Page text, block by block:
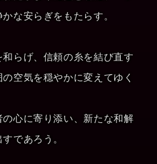
な安らぎをもたらす。
らげ、信頼の糸を結び直す
空気を穏やかに変えてゆく
心に寄り添い、新たな和解
であろう。